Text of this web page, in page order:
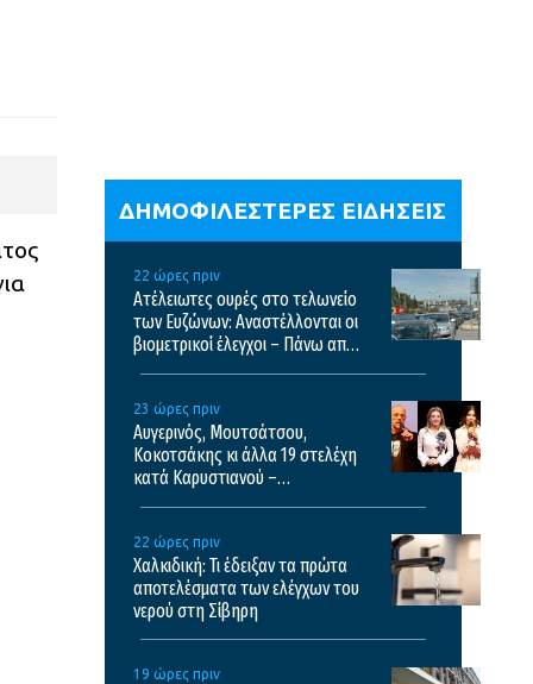
ΔΗΜΟΦΙΛΕΣΤΕΡΕΣ ΕΙΔΗΣΕΙΣ
22 ώρες πριν
Ατέλειωτες ουρές στο τελωνείο
των Ευζώνων: Αναστέλλονται οι
βιομετρικοί έλεγχοι – Πάνω από
23 ώρες πριν
Αυγερινός, Μουτσάτσου,
Κοκοτσάκης κι άλλα 19 στελέχη
κατά Καρυστιανού –
σε περιορισμένο κύκλο”
22 ώρες πριν
Χαλκιδική: Τι έδειξαν τα πρώτα
αποτελέσματα των ελέγχων του
νερού στη Σίβηρη
19 ώρες πριν